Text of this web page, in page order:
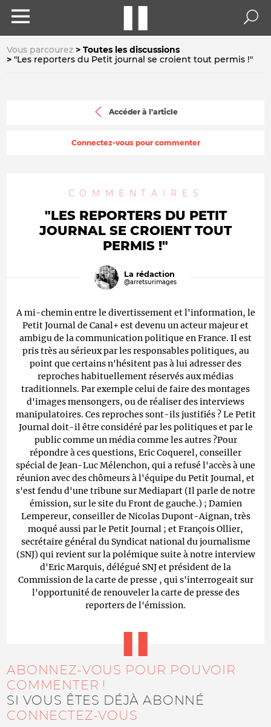
Vous parcourez
Toutes les discussions
"Les reporters du Petit journal se croient tout permis !"
Accéder à l'article
Connectez-vous pour commenter
COMMENTAIRES
"LES REPORTERS DU PETIT
JOURNAL SE CROIENT TOUT
PERMIS !"
La rédaction
@arretsurimages
A mi-chemin entre le divertissement et l'information, le
Petit Journal de Canal+ est devenu un acteur majeur et
ambigu de la communication politique en France. Il est
pris très au sérieux par les responsables politiques, au
point que certains n'hésitent pas à lui adresser des
reproches habituellement réservés aux médias
traditionnels. Par exemple celui de faire des montages
d'images mensongers, ou de réaliser des interviews
manipulatoires. Ces reproches sont-ils justifiés ? Le Petit
Journal doit-il être considéré par les politiques et par le
public comme un média comme les autres ?Pour
répondre à ces questions, Eric Coquerel, conseiller
spécial de Jean-Luc Mélenchon, qui a refusé l'accès à une
réunion avec des chômeurs à l'équipe du Petit Journal, et
s'est fendu d'une tribune sur Mediapart (Il parle de notre
émission, sur le site du Front de gauche.) ; Damien
Lempereur, conseiller de Nicolas Dupont-Aignan, très
moqué aussi par le Petit Journal ; et François Ollier,
secrétaire général du Syndicat national du journalisme
(SNJ) qui revient sur la polémique suite à notre interview
d'Eric Marquis, délégué SNJ et président de la
Commission de la carte de presse , qui s'interrogeait sur
l'opportunité de renouveler la carte de presse des
reporters de l'émission.
ABONNEZ-VOUS POUR POUVOIR
COMMENTER !
SI VOUS ÊTES DÉJÀ ABONNÉ
CONNECTEZ-VOUS